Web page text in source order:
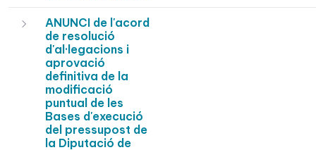
ANUNCI de l'acord
de resolució
d'al·legacions i
aprovació
definitiva de la
modificació
puntual de les
Bases d'execució
del pressupost de
la Diputació de